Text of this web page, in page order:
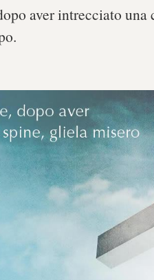
aver intrecciato una